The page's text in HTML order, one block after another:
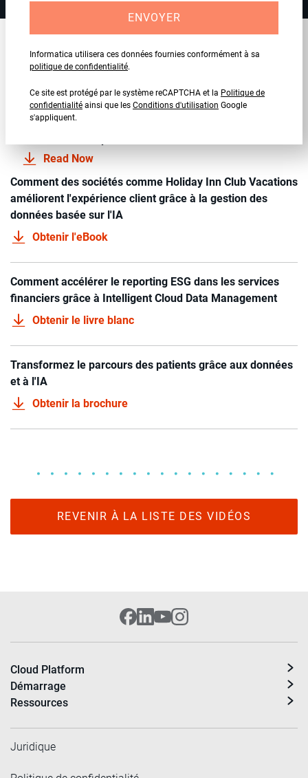
ENVOYER
Informatica utilisera ces données fournies conformément à sa
politique de confidentialité.
Ce site est protégé par le système reCAPTCHA et la Politique de
confidentialité ainsi que les Conditions d'utilisation Google
s'appliquent.
Ressources recommandées
EBOOK
Yamaha améliore la CX et les opérations avec les
Read Now
Comment des sociétés comme Holiday Inn Club Vacations
améliorent l'expérience client grâce à la gestion des
données basée sur l'IA
Obtenir l'eBook
Comment accélérer le reporting ESG dans les services
financiers grâce à Intelligent Cloud Data Management
Obtenir le livre blanc
Transformez le parcours des patients grâce aux données
et à l'IA
Obtenir la brochure
REVENIR À LA LISTE DES VIDÉOS
Cloud Platform
Démarrage
Ressources
Juridique